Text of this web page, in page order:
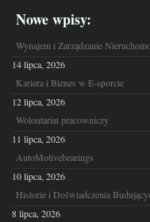
Nowe wpisy:
Wynajem i Zarządzanie
14 lipca, 2026
Kariera i Biznes w E-sporcie
12 lipca, 2026
Wolontariat pracowniczy
11 lipca, 2026
AutoMotivebearings
10 lipca, 2026
Historie i Doświadczenia
8 lipca, 2026